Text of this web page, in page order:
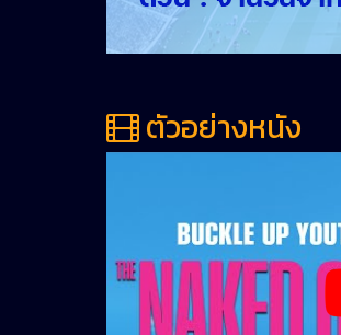
ตัวอย่างหนัง